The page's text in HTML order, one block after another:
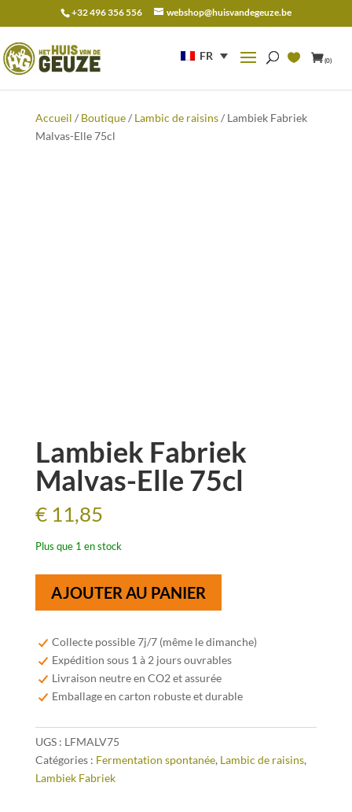
+32 496 356 556 webshop@huisvandegeuze.be
FR (0)
pour :
Accueil / Boutique/ Lambic de raisins/ Lambiek Fabriek
Malvas-Elle 75cl
Lambiek Fabriek
Malvas-Elle 75cl
€11,85
Plus que 1 en stock
Fabriek
Malvas-
Elle
75cl
AJOUTER AU PANIER
Collecte possible 7j/7 (même le dimanche)
Expédition sous 1 à 2 jours ouvrables
Livraison neutre en CO2 et assurée
Emballage en carton robuste et durable
UGS : LFMALV75
Catégories : Fermentation spontanée, Lambic de raisins,
Lambiek Fabriek